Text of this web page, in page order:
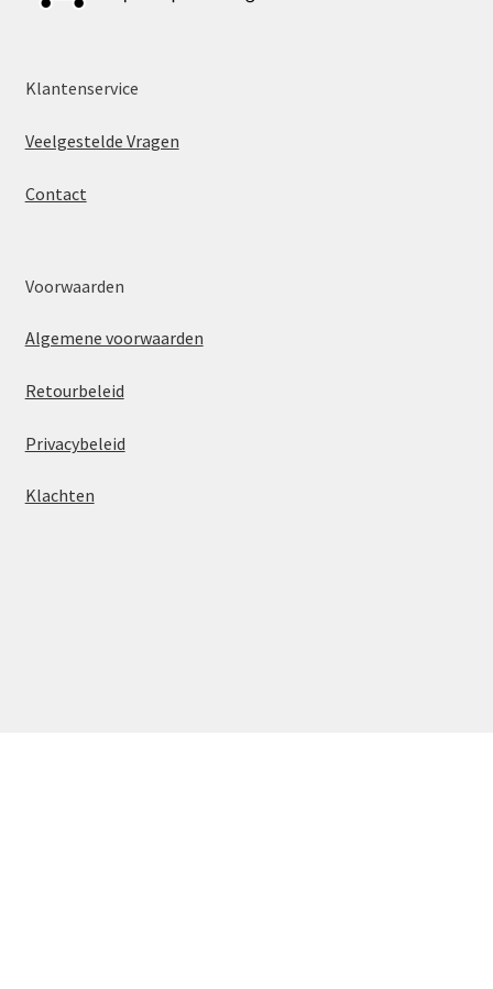
Klantenservice
Veelgestelde Vragen
Contact
Voorwaarden
Algemene voorwaarden
Retourbeleid
Privacybeleid
Klachten